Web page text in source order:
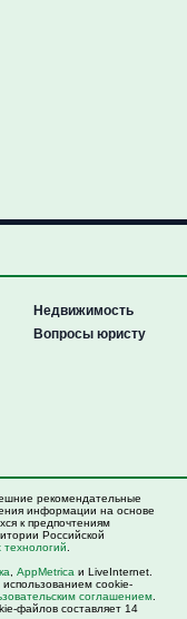
Недвижимость
Вопросы юристу
рекомендательные
информации на основе
к предпочтениям
Российской
AppMetrica и LiveInternet.
cookie-
соглашением
файлов составляет 14